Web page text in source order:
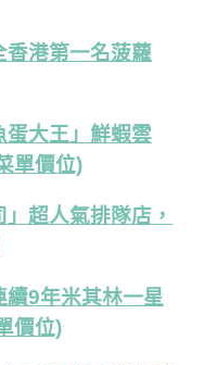
香港第一名菠蘿
蛋大王」鮮蝦雲
單價位)
超人氣排隊店，
9年米其林一星
價位)